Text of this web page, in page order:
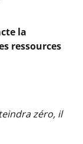
la
ressources
zéro, il